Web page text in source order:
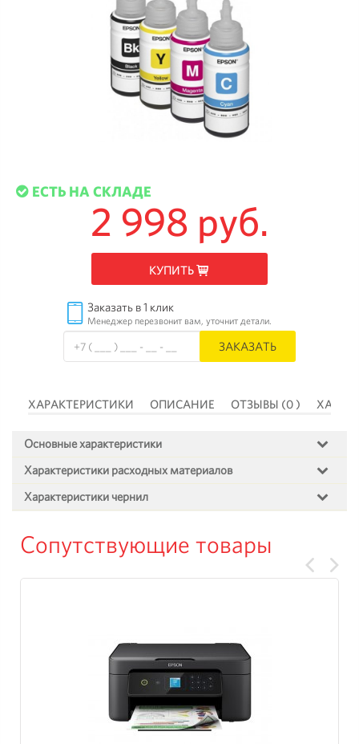
ЕСТЬ НА СКЛАДЕ
2 998 руб.
КУПИТЬ
Заказать в 1 клик
Менеджер перезвонит вам, уточнит детали.
ЗАКАЗАТЬ
ХАРАКТЕРИСТИКИ ОПИСАНИЕ ОТЗЫВЫ (0 )
Основные характеристики
Характеристики расходных материалов
Характеристики чернил
Сопутствующие товары